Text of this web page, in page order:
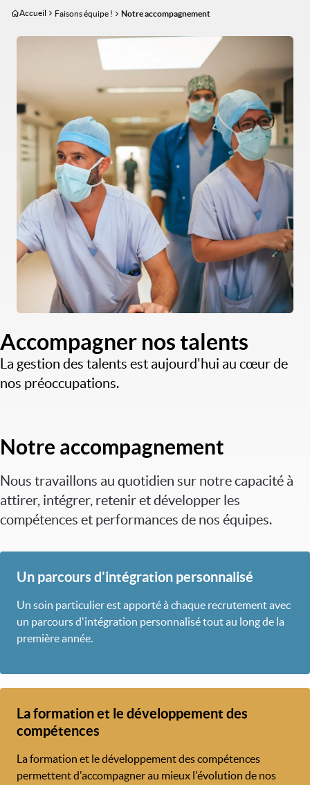
Aller
contenu
Accueil Faisons équipe ! Notre accompagnement
Accompagner nos talents
La gestion des talents est aujourd'hui au cœur de
nos préoccupations.
Notre accompagnement
Nous travaillons au quotidien sur notre capacité à
attirer, intégrer, retenir et développer les
compétences et performances de nos équipes.
Un parcours d'intégration personnalisé
Un soin particulier est apporté à chaque recrutement avec
un parcours d'intégration personnalisé tout au long de la
première année.
La formation et le développement des
compétences
La formation et le développement des compétences
permettent d'accompagner au mieux l'évolution de nos